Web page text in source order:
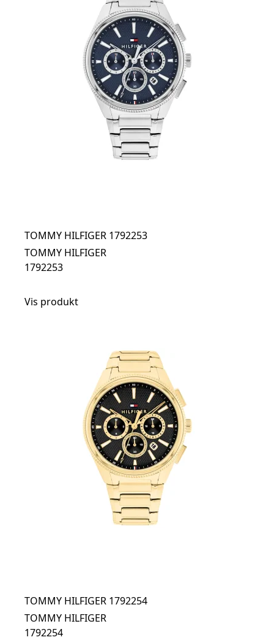
TOMMY HILFIGER 1792253
TOMMY HILFIGER
1792253
Vis produkt
TOMMY HILFIGER 1792254
TOMMY HILFIGER
1792254